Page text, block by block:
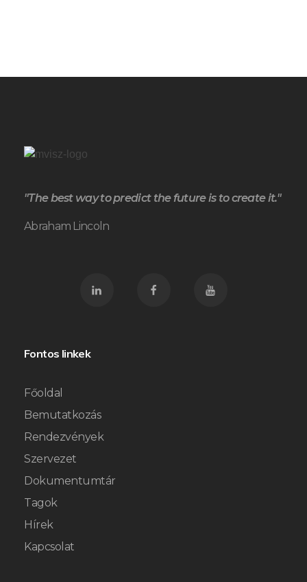
"The best way to predict the future is to create it."
Abraham Lincoln
Fontos linkek
Főoldal
Bemutatkozás
Rendezvények
Szervezet
Dokumentumtár
Tagok
Hírek
Kapcsolat